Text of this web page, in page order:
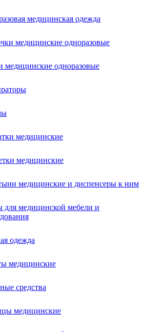
медицинская одежда
медицинские одноразовые
медицинские одноразовые
медицинские
медицинские
медицинские и диспенсеры к ним
для медицинской мебели и
одежда
медицинские
средства
медицинские